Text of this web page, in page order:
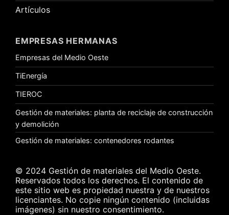
Artículos
EMPRESAS HERMANAS
Empresas del Medio Oeste
TiEnergía
TIEROC
Gestión de materiales: planta de reciclaje de construcción
y demolición
Gestión de materiales: contenedores rodantes
© 2024 Gestión de materiales del Medio Oeste.
Reservados todos los derechos. El contenido de
este sitio web es propiedad nuestra y de nuestros
licenciantes. No copie ningún contenido (incluidas
imágenes) sin nuestro consentimiento.